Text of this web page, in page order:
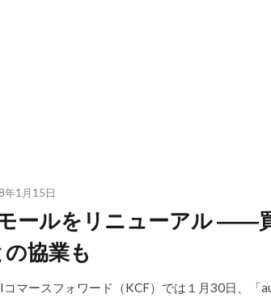
年1月15日
ールをリニューアル ――
協業も
マースフォワード（KCF）では１月30日、「